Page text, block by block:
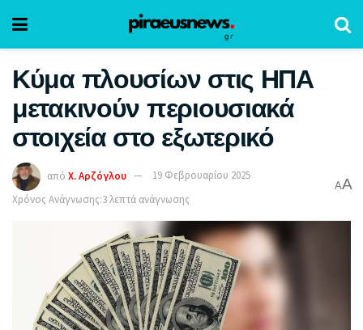
Κύμα πλουσίων στις ΗΠΑ
μετακινούν περιουσιακά
στοιχεία στο εξωτερικό
από Χ. Αρζόγλου
19 Φεβρουαρίου 2025
Χρόνος Ανάγνωσης:3 λεπτά ανάγνωσης
AA